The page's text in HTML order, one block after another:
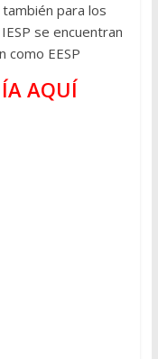
para los
se encuentran
como EESP
AQUÍ